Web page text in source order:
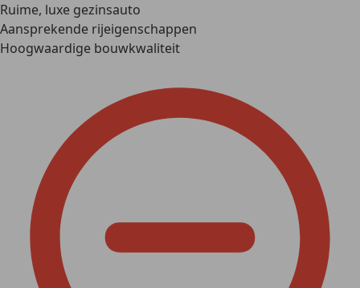
Ruime, luxe gezinsauto
Aansprekende rijeigenschappen
Hoogwaardige bouwkwaliteit